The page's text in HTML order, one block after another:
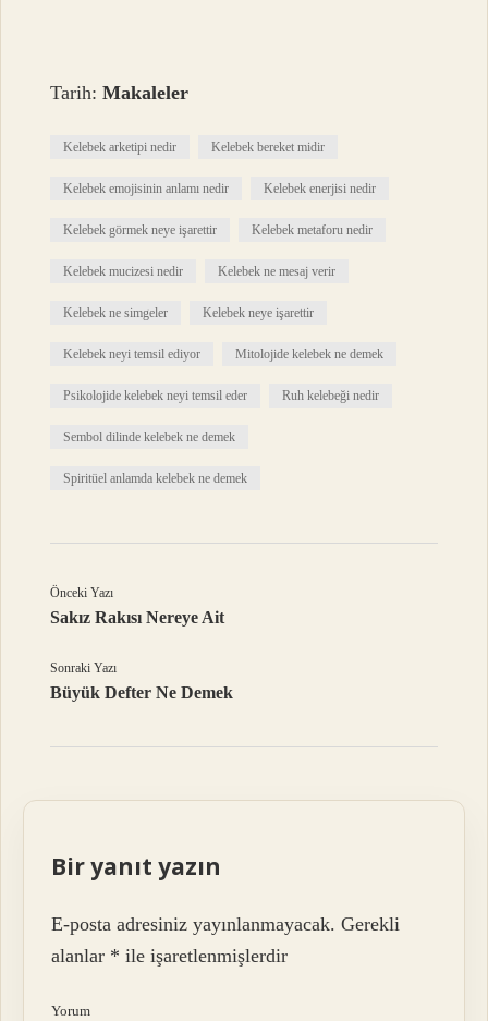
Tarih:Makaleler
Kelebek arketipi nedir Kelebek bereket midir
Kelebek emojisinin anlamı nedir Kelebek enerjisi nedir
Kelebek görmek neye işarettir Kelebek metaforu nedir
Kelebek mucizesi nedir Kelebek ne mesaj verir
Kelebek ne simgeler Kelebek neye işarettir
Kelebek neyi temsil ediyor Mitolojide kelebek ne demek
Psikolojide kelebek neyi temsil eder Ruh kelebeği nedir
Sembol dilinde kelebek ne demek
Spiritüel anlamda kelebek ne demek
Önceki Yazı
Sakız Rakısı Nereye Ait
Sonraki Yazı
Büyük Defter Ne Demek
Bir yanıt yazın
E-posta adresiniz yayınlanmayacak. Gerekli
alanlar * ile işaretlenmişlerdir
Yorum